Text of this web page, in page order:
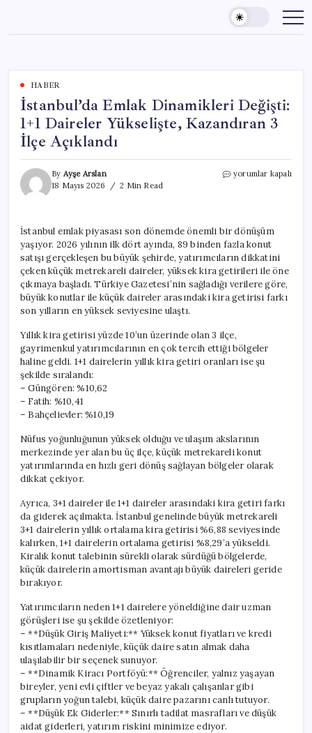
content
HABER
İstanbul’da Emlak Dinamikleri Değişti:
1+1 Daireler Yükselişte, Kazandıran 3
İlçe Açıklandı
By Ayşe Arslan
18 Mayıs 2026
2 Min Read
İstanbul’da
Daireler
Yükselişte,
Kazandıran
3
İlçe
Açıklandı
için
yorumlar kapalı
İstanbul emlak piyasası son dönemde önemli bir dönüşüm
yaşıyor. 2026 yılının ilk dört ayında, 89 binden fazla konut
satışı gerçekleşen bu büyük şehirde, yatırımcıların dikkatini
çeken küçük metrekareli daireler, yüksek kira getirileri ile öne
çıkmaya başladı. Türkiye Gazetesi’nin sağladığı verilere göre,
büyük konutlar ile küçük daireler arasındaki kira getirisi farkı
son yılların en yüksek seviyesine ulaştı.
Yıllık kira getirisi yüzde 10’un üzerinde olan 3 ilçe,
gayrimenkul yatırımcılarının en çok tercih ettiği bölgeler
haline geldi. 1+1 dairelerin yıllık kira getiri oranları ise şu
şekilde sıralandı:
– Güngören: %10,62
– Fatih: %10,41
– Bahçelievler: %10,19
Nüfus yoğunluğunun yüksek olduğu ve ulaşım akslarının
merkezinde yer alan bu üç ilçe, küçük metrekareli konut
yatırımlarında en hızlı geri dönüş sağlayan bölgeler olarak
dikkat çekiyor.
Ayrıca, 3+1 daireler ile 1+1 daireler arasındaki kira getiri farkı
da giderek açılmakta. İstanbul genelinde büyük metrekareli
3+1 dairelerin yıllık ortalama kira getirisi %6,88 seviyesinde
kalırken, 1+1 dairelerin ortalama getirisi %8,29’a yükseldi.
Kiralık konut talebinin sürekli olarak sürdüğü bölgelerde,
küçük dairelerin amortisman avantajı büyük daireleri geride
bırakıyor.
Yatırımcıların neden 1+1 dairelere yöneldiğine dair uzman
görüşleri ise şu şekilde özetleniyor:
– **Düşük Giriş Maliyeti:** Yüksek konut fiyatları ve kredi
kısıtlamaları nedeniyle, küçük daire satın almak daha
ulaşılabilir bir seçenek sunuyor.
– **Dinamik Kiracı Portföyü:** Öğrenciler, yalnız yaşayan
bireyler, yeni evli çiftler ve beyaz yakalı çalışanlar gibi
grupların yoğun talebi, küçük daire pazarını canlı tutuyor.
– **Düşük Ek Giderler:** Sınırlı tadilat masrafları ve düşük
aidat giderleri, yatırım riskini minimize ediyor.